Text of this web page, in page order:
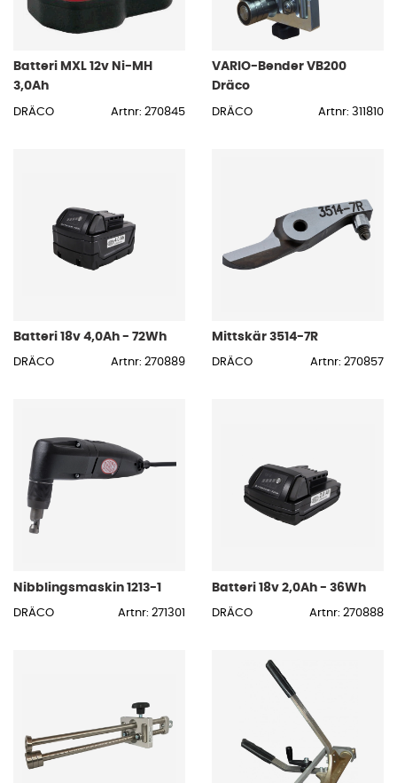
Batteri MXL 12v Ni-MH
3,0Ah
DRÄCO Artnr: 270845
VARIO-Bender VB200
Dräco
DRÄCO Artnr: 311810
Batteri 18v 4,0Ah - 72Wh
DRÄCO Artnr: 270889
Mittskär 3514-7R
DRÄCO Artnr: 270857
Nibblingsmaskin 1213-1
DRÄCO Artnr: 271301
Batteri 18v 2,0Ah - 36Wh
DRÄCO Artnr: 270888